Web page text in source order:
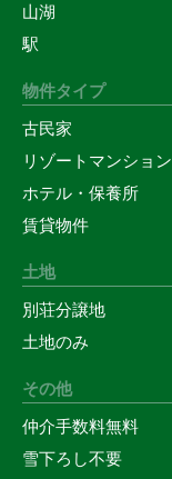
山湖
駅
物件タイプ
古民家
リゾートマンション
ホテル・保養所
賃貸物件
土地
別荘分譲地
土地のみ
その他
仲介手数料無料
雪下ろし不要